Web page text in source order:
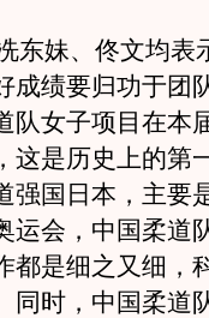
妹、佟文均表
成绩要归功于团
队女子项目在本
这是历史上的第
强国日本，主要
运会，中国柔道
都是细之又细，
同时，中国柔道